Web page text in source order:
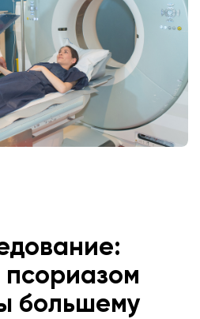
большему